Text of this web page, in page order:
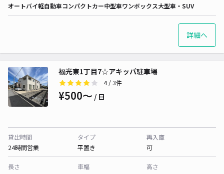
オートバイ軽自動車コンパクトカー中型車ワンボックス大型車・SUV
詳細へ
福光東1丁目7☆アキッパ駐車場
4/ 3件
¥500〜 / 日
貸出時間
24時間営業
タイプ
平置き
再入庫
可
長さ
車幅
高さ